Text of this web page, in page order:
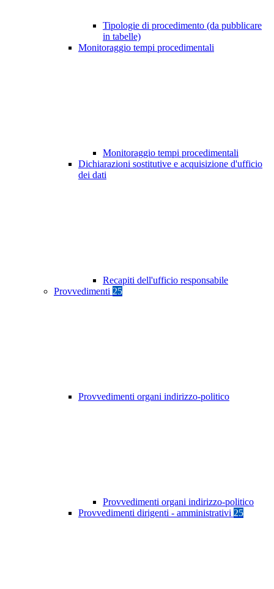
Tipologie di procedimento (da pubblicare
in tabelle)
Monitoraggio tempi procedimentali
Monitoraggio tempi procedimentali
Dichiarazioni sostitutive e acquisizione d'ufficio
dei dati
Recapiti dell'ufficio responsabile
Provvedimenti 25
Provvedimenti organi indirizzo-politico
Provvedimenti organi indirizzo-politico
Provvedimenti dirigenti - amministrativi 25